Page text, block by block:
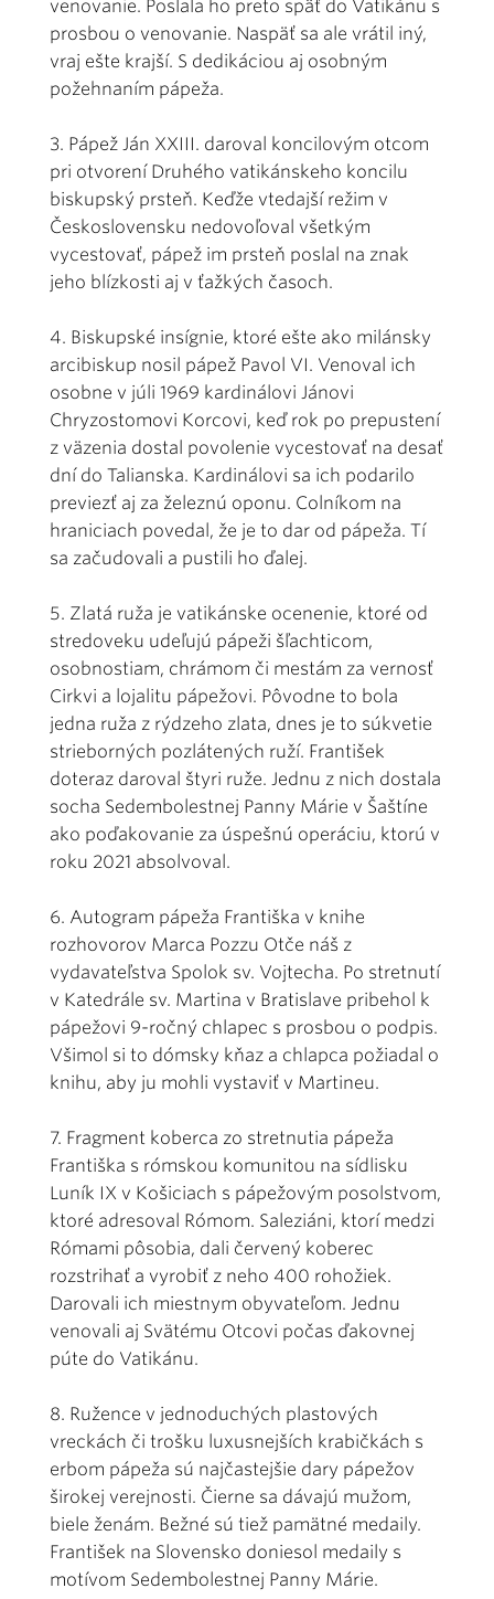
venovanie. Poslala ho preto späť do Vatikánu s
prosbou o venovanie. Naspäť sa ale vrátil iný,
vraj ešte krajší. S dedikáciou aj osobným
požehnaním pápeža.
3. Pápež Ján XXIII. daroval koncilovým otcom
pri otvorení Druhého vatikánskeho koncilu
biskupský prsteň. Keďže vtedajší režim v
Československu nedovoľoval všetkým
vycestovať, pápež im prsteň poslal na znak
jeho blízkosti aj v ťažkých časoch.
4. Biskupské insígnie, ktoré ešte ako milánsky
arcibiskup nosil pápež Pavol VI. Venoval ich
osobne v júli 1969 kardinálovi Jánovi
Chryzostomovi Korcovi, keď rok po prepustení
z väzenia dostal povolenie vycestovať na desať
dní do Talianska. Kardinálovi sa ich podarilo
previezť aj za železnú oponu. Colníkom na
hraniciach povedal, že je to dar od pápeža. Tí
sa začudovali a pustili ho ďalej.
5. Zlatá ruža je vatikánske ocenenie, ktoré od
stredoveku udeľujú pápeži šľachticom,
osobnostiam, chrámom či mestám za vernosť
Cirkvi a lojalitu pápežovi. Pôvodne to bola
jedna ruža z rýdzeho zlata, dnes je to súkvetie
strieborných pozlátených ruží. František
doteraz daroval štyri ruže. Jednu z nich dostala
socha Sedembolestnej Panny Márie v Šaštíne
ako poďakovanie za úspešnú operáciu, ktorú v
roku 2021 absolvoval.
6. Autogram pápeža Františka v knihe
rozhovorov Marca Pozzu Otče náš z
vydavateľstva Spolok sv. Vojtecha. Po stretnutí
v Katedrále sv. Martina v Bratislave pribehol k
pápežovi 9-ročný chlapec s prosbou o podpis.
Všimol si to dómsky kňaz a chlapca požiadal o
knihu, aby ju mohli vystaviť v Martineu.
7. Fragment koberca zo stretnutia pápeža
Františka s rómskou komunitou na sídlisku
Luník IX v Košiciach s pápežovým posolstvom,
ktoré adresoval Rómom. Saleziáni, ktorí medzi
Rómami pôsobia, dali červený koberec
rozstrihať a vyrobiť z neho 400 rohožiek.
Darovali ich miestnym obyvateľom. Jednu
venovali aj Svätému Otcovi počas ďakovnej
púte do Vatikánu.
8. Ružence v jednoduchých plastových
vreckách či trošku luxusnejších krabičkách s
erbom pápeža sú najčastejšie dary pápežov
širokej verejnosti. Čierne sa dávajú mužom,
biele ženám. Bežné sú tiež pamätné medaily.
František na Slovensko doniesol medaily s
motívom Sedembolestnej Panny Márie.